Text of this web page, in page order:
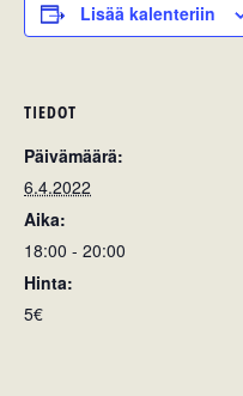
Lisää kalenteriin
TIEDOT
Päivämäärä:
6.4.2022
Aika:
18:00 - 20:00
Hinta:
5€